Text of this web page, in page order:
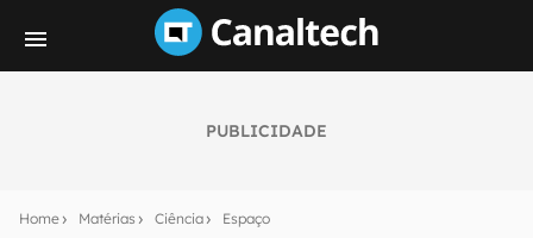
PUBLICIDADE
Home Matérias Ciência Espaço
notícias e reviews sobre tecnologia em primeira